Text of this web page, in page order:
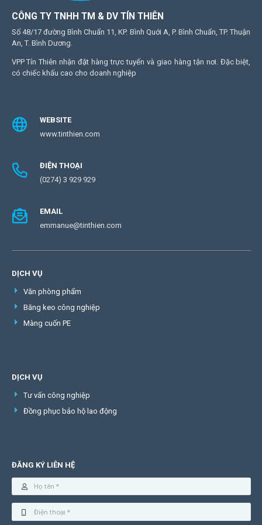
CÔNG TY TNHH TM & DV TÍN THIÊN
Số 48/17 đường Bình Chuẩn 11, KP. Bình Quới A, P. Bình Chuẩn, TP. Thuận
An, T. Bình Dương.
VPP Tín Thiên nhận đặt hàng trực tuyến và giao hàng tận nơi. Đặc biệt,
có chiếc khấu cao cho doanh nghiệp
WEBSITE
www.tinthien.com
ĐIỆN THOẠI
(0274) 3 929 929
EMAIL
emmanue@tinthien.com
DỊCH VỤ
Văn phòng phẩm
Băng keo công nghiệp
Màng cuốn PE
DỊCH VỤ
Tư vấn công nghiệp
Đồng phục bảo hộ lao động
ĐĂNG KÝ LIÊN HỆ